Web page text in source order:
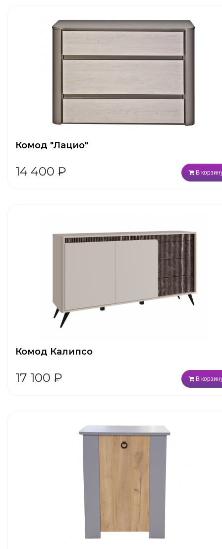
Комод "Лацио"
14 400 ₽ В
Комод Калипсо
17 100 ₽ В